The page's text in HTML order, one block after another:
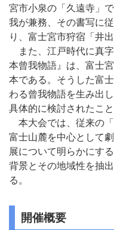
宮市小泉の「久遠寺」
我が兼務、その書写に
り、富士宮市狩宿「井
また、江戸時代に真
本曾我物語』は、富士
本である。そうした富
わる曾我物語を生み出
具体的に検討されたこ
本大会では、従来の「
富士山麓を中心として
展について明らかにす
背景とその地域性を抽
る。
開催概要